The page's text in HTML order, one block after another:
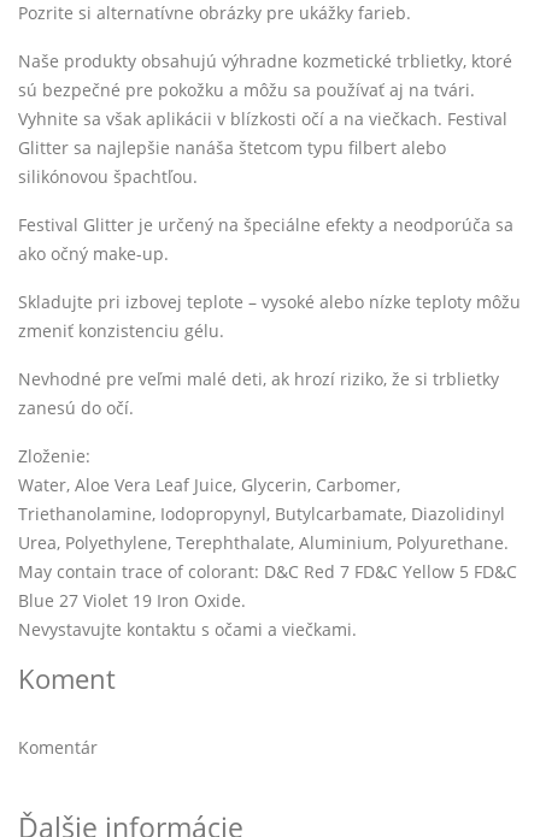
Pozrite si alternatívne obrázky pre ukážky farieb.
Naše produkty obsahujú výhradne kozmetické trblietky, ktoré
sú bezpečné pre pokožku a môžu sa používať aj na tvári.
Vyhnite sa však aplikácii v blízkosti očí a na viečkach. Festival
Glitter sa najlepšie nanáša štetcom typu filbert alebo
silikónovou špachtľou.
Festival Glitter je určený na špeciálne efekty a neodporúča sa
ako očný make-up.
Skladujte pri izbovej teplote – vysoké alebo nízke teploty môžu
zmeniť konzistenciu gélu.
Nevhodné pre veľmi malé deti, ak hrozí riziko, že si trblietky
zanesú do očí.
Zloženie:
Water, Aloe Vera Leaf Juice, Glycerin, Carbomer,
Triethanolamine, Iodopropynyl, Butylcarbamate, Diazolidinyl
Urea, Polyethylene, Terephthalate, Aluminium, Polyurethane.
May contain trace of colorant: D&C Red 7 FD&C Yellow 5 FD&C
Blue 27 Violet 19 Iron Oxide.
Nevystavujte kontaktu s očami a viečkami.
Koment
Komentár
Ďalšie informácie